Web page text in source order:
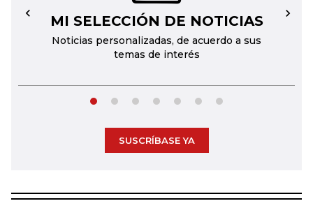
MI SELECCIÓN DE NOTICIAS
Noticias personalizadas, de acuerdo a sus
temas de interés
← →
SUSCRÍBASE YA